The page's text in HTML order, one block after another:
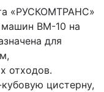
«РУСКОМТРАНС»
машин ВМ-10 на
для
отходов.
цистерну,